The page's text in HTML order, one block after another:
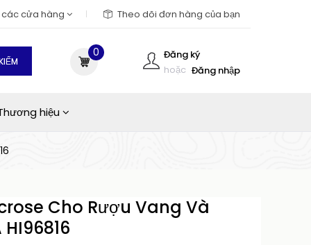
cửa hàng Theo dõi đơn hàng của bạn
Đăng ký
hoặc Đăng nhập
0
hiệu
Cho Rượu Vang Và